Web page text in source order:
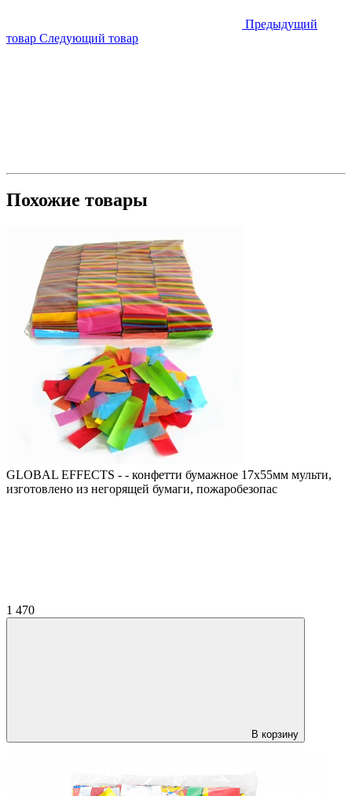
Предыдущий
товар Следующий товар
Похожие товары
GLOBAL EFFECTS - - конфетти бумажное 17х55мм мульти,
изготовлено из негорящей бумаги, пожаробезопас
1 470
В корзину